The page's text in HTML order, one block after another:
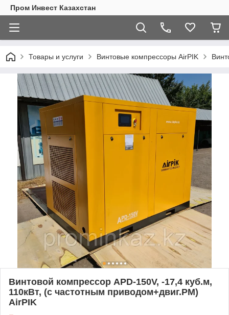
Пром Инвест Казахстан
Товары и услуги Винтовые компрессоры AirPIK
Винтовой компрессор APD-150V, -17,4 куб.м,
110кВт, (с частотным приводом+двиг.PM)
AirPIK